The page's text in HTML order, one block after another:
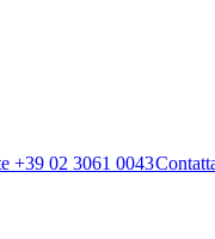
+39 02 3061 0043​​